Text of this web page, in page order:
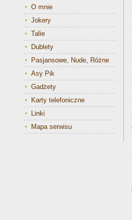
O mnie
Jokery
Talie
Dublety
Pasjansowe, Nude, Różne
Asy Pik
Gadżety
Karty telefoniczne
Linki
Mapa serwisu